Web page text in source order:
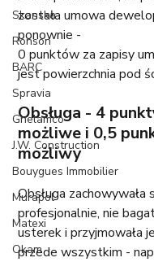
Skanska
Ronson
BARC
Spravia
Ghelamco
J.W. Construction
Bouygues Immobilier
Murapol
Matexi
Okam
została umowa
ponownie -
0 punktów za zapisy
jest powierzchnia pod
Obsługa - 4
możliwe i 0,5
możliwy
Obsługa zachowywała
profesjonalnie, nie
usterek i przyjmowała
przede wszystkim -